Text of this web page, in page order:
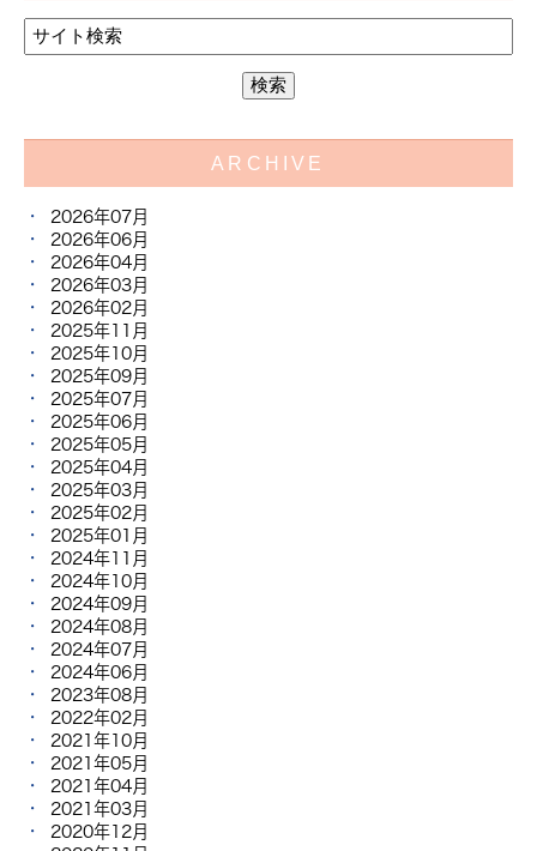
ARCHIVE
2026年07月
2026年06月
2026年04月
2026年03月
2026年02月
2025年11月
2025年10月
2025年09月
2025年07月
2025年06月
2025年05月
2025年04月
2025年03月
2025年02月
2025年01月
2024年11月
2024年10月
2024年09月
2024年08月
2024年07月
2024年06月
2023年08月
2022年02月
2021年10月
2021年05月
2021年04月
2021年03月
2020年12月